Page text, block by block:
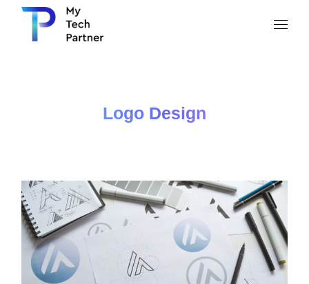
Logo Design